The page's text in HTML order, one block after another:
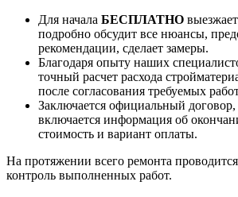
Для начала БЕСПЛАТНО
подробно обсудит все нюансы,
рекомендации, сделает замеры.
Благодаря опыту наших
точный расчет расхода
после согласования требуемых
Заключается официальный
включается информация об
стоимость и вариант оплаты.
На протяжении всего ремонта
контроль выполненных работ.